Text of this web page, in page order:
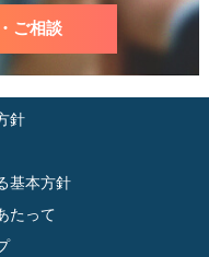
ご相談
針
基本方針
たって